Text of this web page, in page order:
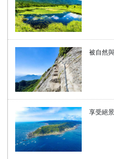
被自然
享受絕